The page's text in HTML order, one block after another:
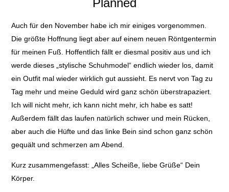
Auch für den November habe ich mir einiges vorgenommen.
Die größte Hoffnung liegt aber auf einem neuen Röntgentermin
für meinen Fuß. Hoffentlich fällt er diesmal positiv aus und ich
werde dieses „stylische Schuhmodel“ endlich wieder los, damit
ein Outfit mal wieder wirklich gut aussieht. Es nervt von Tag zu
Tag mehr und meine Geduld wird ganz schön überstrapaziert.
Ich will nicht mehr, ich kann nicht mehr, ich habe es satt!
Außerdem fällt das laufen natürlich schwer und mein Rücken,
aber auch die Hüfte und das linke Bein sind schon ganz schön
gequält und schmerzen am Abend.
Kurz zusammengefasst: „Alles Scheiße, liebe Grüße“ Dein
Körper.